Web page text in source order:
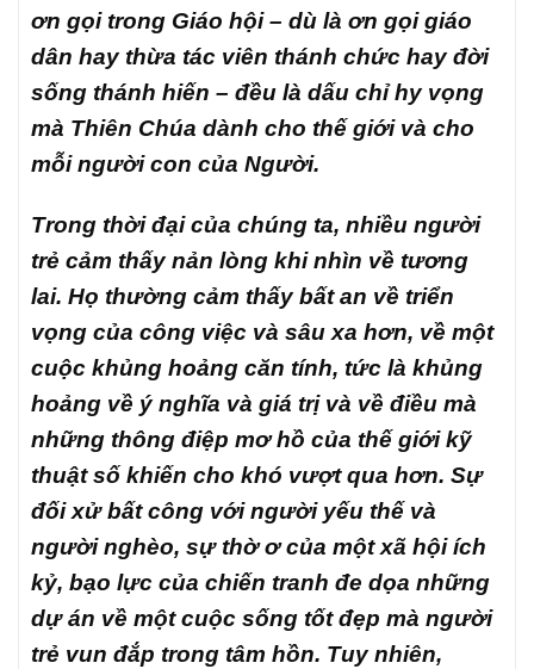
ơn gọi trong Giáo hội – dù là ơn gọi giáo
dân hay thừa tác viên thánh chức hay đời
sống thánh hiến – đều là dấu chỉ hy vọng
mà Thiên Chúa dành cho thế giới và cho
mỗi người con của Người.
Trong thời đại của chúng ta, nhiều người
trẻ cảm thấy nản lòng khi nhìn về tương
lai. Họ thường cảm thấy bất an về triển
vọng của công việc và sâu xa hơn, về một
cuộc khủng hoảng căn tính, tức là khủng
hoảng về ý nghĩa và giá trị và về điều mà
những thông điệp mơ hồ của thế giới kỹ
thuật số khiến cho khó vượt qua hơn. Sự
đối xử bất công với người yếu thế và
người nghèo, sự thờ ơ của một xã hội ích
kỷ, bạo lực của chiến tranh đe dọa những
dự án về một cuộc sống tốt đẹp mà người
trẻ vun đắp trong tâm hồn. Tuy nhiên,